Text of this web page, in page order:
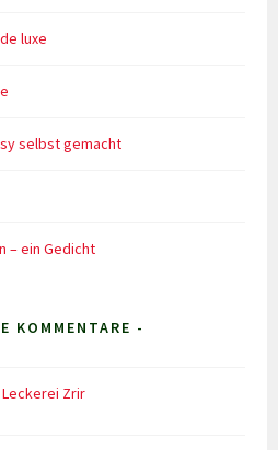
luxe
selbst gemacht
– ein Gedicht
KOMMENTARE -
Zrir